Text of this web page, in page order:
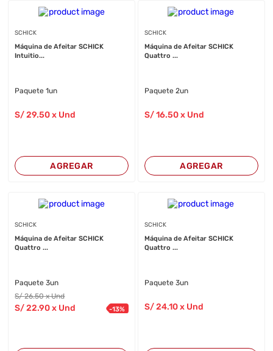
SCHICK
Máquina de Afeitar SCHICK
Intuitio...
Paquete 1un
S/29.50 x Und
AGREGAR
SCHICK
Máquina de Afeitar SCHICK
Quattro ...
Paquete 2un
S/16.50x Und
AGREGAR
SCHICK
Máquina de Afeitar SCHICK
Quattro ...
Paquete 3un
S/26.50 x Und
S/22.90 x Und -13%
SCHICK
Máquina de Afeitar SCHICK
Quattro ...
Paquete 3un
S/24.10x Und